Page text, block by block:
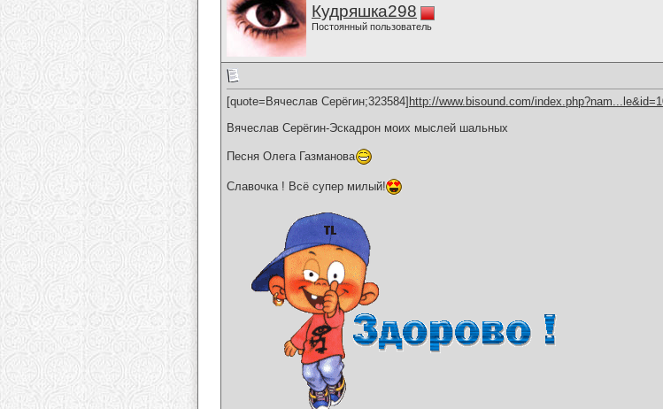
Кудряшка298
Постоянный пользователь
[quote=Вячеслав Серёгин;323584] http://www.bisound.com/
Вячеслав Серёгин-Эскадрон моих мыслей шальных
Песня Олега Газманова
Славочка ! Всё супер милый!